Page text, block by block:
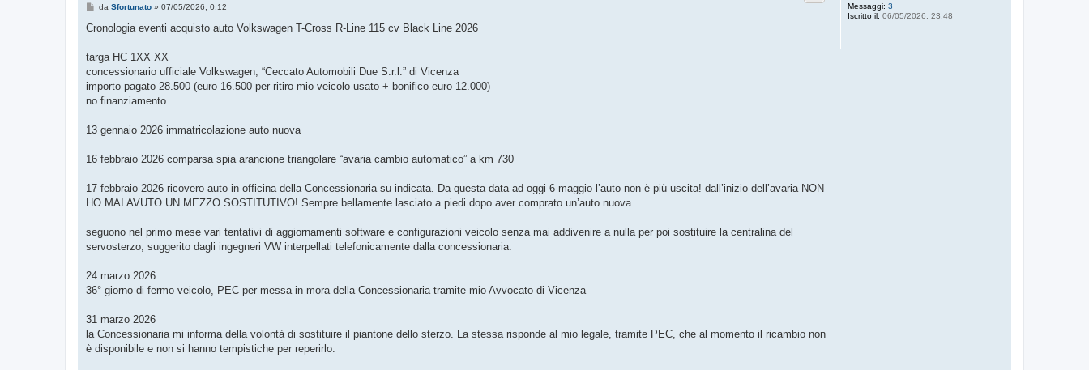
Messaggi: 3
Iscritto il: 06/05/2026, 23:48
M
s
g
g
i
o
da Sfortunato» 07/05/2026, 0:12
Cronologia eventi acquisto auto Volkswagen T-Cross R-Line 115 cv Black Line 2026
targa HC 1XX XX
concessionario ufficiale Volkswagen, “Ceccato Automobili Due S.r.l.” di Vicenza
importo pagato 28.500 (euro 16.500 per ritiro mio veicolo usato + bonifico euro 12.000)
no finanziamento
13 gennaio 2026 immatricolazione auto nuova
16 febbraio 2026 comparsa spia arancione triangolare “avaria cambio automatico” a km 730
17 febbraio 2026 ricovero auto in officina della Concessionaria su indicata. Da questa data ad oggi 6 maggio l’auto non è più uscita! dall’inizio dell’avaria NON
HO MAI AVUTO UN MEZZO SOSTITUTIVO! Sempre bellamente lasciato a piedi dopo aver comprato un’auto nuova...
seguono nel primo mese vari tentativi di aggiornamenti software e configurazioni veicolo senza mai addivenire a nulla per poi sostituire la centralina del
servosterzo, suggerito dagli ingegneri VW interpellati telefonicamente dalla concessionaria.
24 marzo 2026
36° giorno di fermo veicolo, PEC per messa in mora della Concessionaria tramite mio Avvocato di Vicenza
31 marzo 2026
la Concessionaria mi informa della volontà di sostituire il piantone dello sterzo. La stessa risponde al mio legale, tramite PEC, che al momento il ricambio non
è disponibile e non si hanno tempistiche per reperirlo.